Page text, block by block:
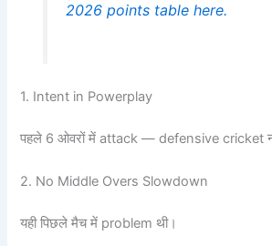
2026 points table here.
1. Intent in Powerplay
पहले 6 ओवरों में attack — defensive cricket
2. No Middle Overs Slowdown
यही पिछले मैच में problem थी।